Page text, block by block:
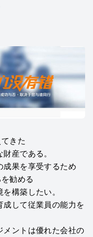
きた
産である。
果を享受するため
勧める
構築したい。
して従業員の能力を
ントは優れた会社の